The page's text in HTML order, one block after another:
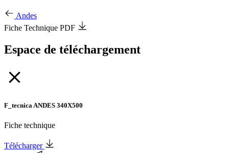
Andes
Fiche Technique PDF
Espace de téléchargement
F_tecnica ANDES 340X500
Fiche technique
Télécharger